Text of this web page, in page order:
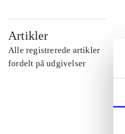
Artikler
Alle registrerede artikler
fordelt på udgivelser